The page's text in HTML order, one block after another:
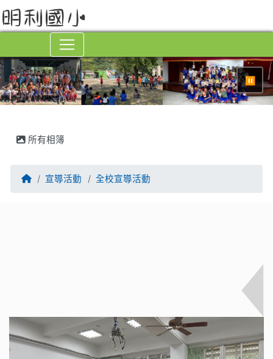
⏸
所有相簿
回首頁宣導活動 全校宣導活動